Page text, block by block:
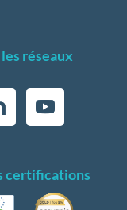
réseaux
certifications